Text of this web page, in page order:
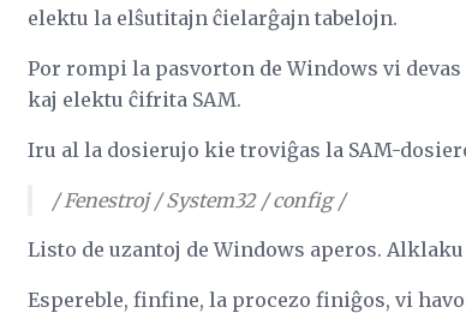
elektu la elŝutitajn ĉielarĝajn tabelojn.
Por rompi la pasvorton de Windows vi
kaj elektu ĉifrita SAM.
Iru al la dosierujo kie troviĝas la SAM-
/ Fenestroj / System32 / config /
Listo de uzantoj de Windows aperos.
Espereble, finfine, la procezo finiĝos, vi